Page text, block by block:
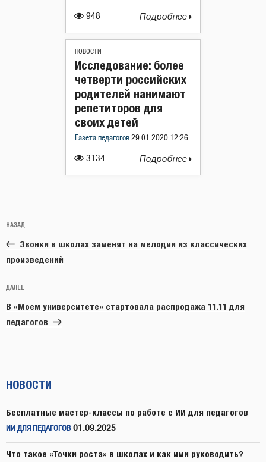
948 Подробнее
НОВОСТИ
3134
Исследование: более
четверти российских
родителей нанимают
репетиторов для
своих детей
Газета педагогов 29.01.2020 12:26
Подробнее
по
записям
Предыдущая
запись:
НАЗАД
Звонки в школах заменят на мелодии из классических
произведений
Следующая
запись
ДАЛЕЕ
В «Моем университете» стартовала распродажа 11.11 для
педагогов
НОВОСТИ
Бесплатные мастер-классы по работе с ИИ для педагогов
ИИ ДЛЯ ПЕДАГОГОВ 01.09.2025
Что такое «Точки роста» в школах и как ими руководить?